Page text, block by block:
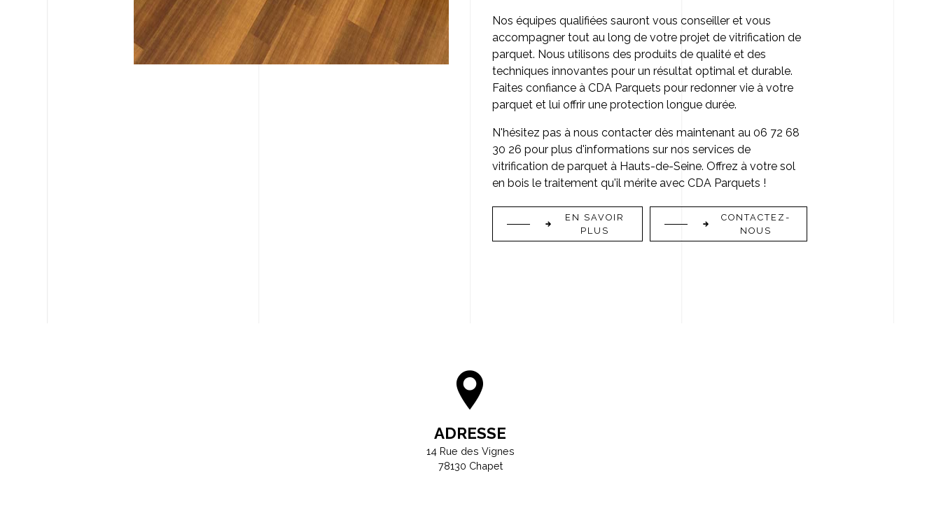
Nos équipes qualifiées sauront vous conseiller et vous
accompagner tout au long de votre projet de vitrification de
parquet. Nous utilisons des produits de qualité et des
techniques innovantes pour un résultat optimal et durable.
Faites confiance à CDA Parquets pour redonner vie à votre
parquet et lui offrir une protection longue durée.
N'hésitez pas à nous contacter dès maintenant au 06 72 68
30 26 pour plus d'informations sur nos services de
vitrification de parquet à Hauts-de-Seine. Offrez à votre sol
en bois le traitement qu'il mérite avec CDA Parquets !
EN SAVOIR
PLUS
CONTACTEZ-
NOUS
ADRESSE
14 Rue des Vignes
78130 Chapet